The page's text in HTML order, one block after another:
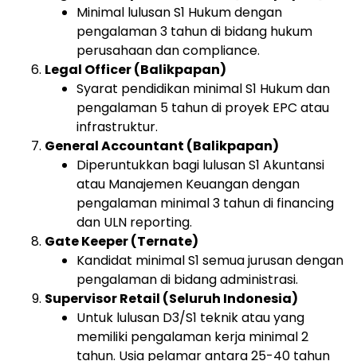
Minimal lulusan S1 Hukum dengan
pengalaman 3 tahun di bidang hukum
perusahaan dan compliance.
Legal Officer (Balikpapan)
Syarat pendidikan minimal S1 Hukum dan
pengalaman 5 tahun di proyek EPC atau
infrastruktur.
General Accountant (Balikpapan)
Diperuntukkan bagi lulusan S1 Akuntansi
atau Manajemen Keuangan dengan
pengalaman minimal 3 tahun di financing
dan ULN reporting.
Gate Keeper (Ternate)
Kandidat minimal S1 semua jurusan dengan
pengalaman di bidang administrasi.
Supervisor Retail (Seluruh Indonesia)
Untuk lulusan D3/S1 teknik atau yang
memiliki pengalaman kerja minimal 2
tahun. Usia pelamar antara 25-40 tahun